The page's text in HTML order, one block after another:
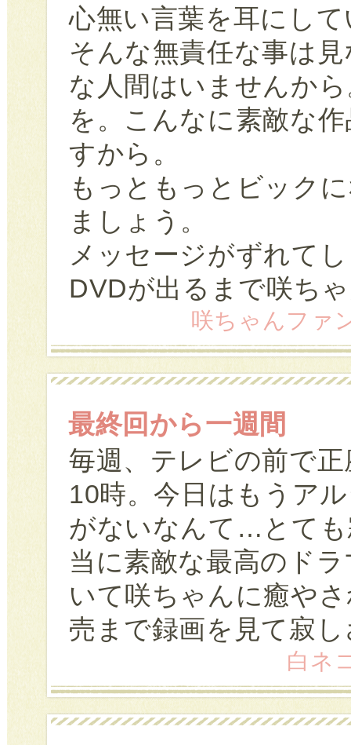
心無い言葉を耳にし
そんな無責任な事は
な人間はいませんか
を。こんなに素敵な
すから。
もっともっとビック
ましょう。
メッセージがずれて
DVDが出るまで咲ち
咲ちゃんファ
最終回から一週間
毎週、テレビの前で
10時。今日はもうア
がないなんて…とて
当に素敵な最高のド
いて咲ちゃんに癒や
売まで録画を見て寂
白ネ